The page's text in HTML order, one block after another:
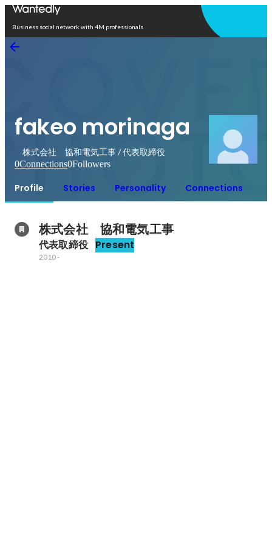
Business social network with 4M professionals
fakeo morinaga
株式会社 協和電気工事 / 代表取締役
0Connections0Followers
Profile Stories Personality Connections
株式会社　協和電気工事
代表取締役 Present
2010-